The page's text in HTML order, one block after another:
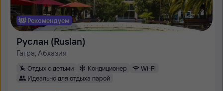
Рекомендуем
Руслан (Ruslan)
Гагра, Абхазия
Отдых с детьми Кондиционер
Wi-Fi
Идеально для отдыха парой